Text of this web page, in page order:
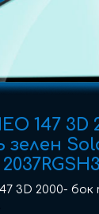
147
зелен
3D 2000-